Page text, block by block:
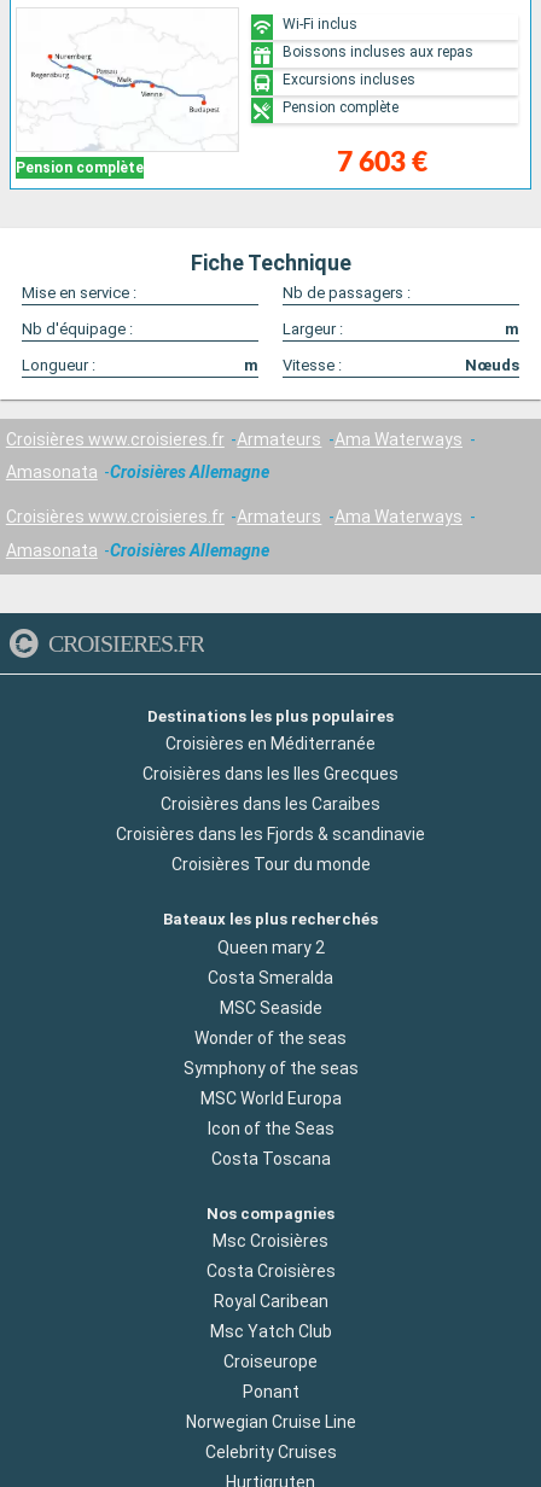
Pension complète 7 603 €
Wi-Fi inclus
Boissons incluses aux repas
Excursions incluses
Pension complète
Fiche Technique
Mise en service :
Nb de passagers :
Nb d'équipage :
Largeur :
m
Longueur :
m Vitesse : Nœuds
Croisières www.croisieres.fr Armateurs
Ama Waterways
Amasonata
Croisières Allemagne
Croisières www.croisieres.fr Armateurs
Ama Waterways
Amasonata
Croisières Allemagne
CROISIERES.FR
Destinations les plus populaires
Croisières en Méditerranée
Croisières dans les Iles Grecques
Croisières dans les Caraibes
Croisières dans les Fjords & scandinavie
Croisières Tour du monde
Bateaux les plus recherchés
Queen mary 2
Costa Smeralda
MSC Seaside
Wonder of the seas
Symphony of the seas
MSC World Europa
Icon of the Seas
Costa Toscana
Nos compagnies
Msc Croisières
Costa Croisières
Royal Caribean
Msc Yatch Club
Croiseurope
Ponant
Norwegian Cruise Line
Celebrity Cruises
Hurtigruten